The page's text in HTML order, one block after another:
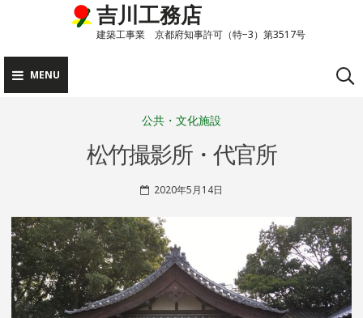
content
吉川工務店
建築工事業 京都府知事許可（特−3）第3517号
MENU
公共・文化施設
松竹撮影所・代官所
2020年5月14日
N
R
I
E
A